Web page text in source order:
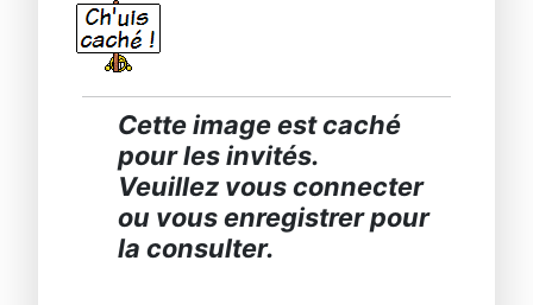
Cette image est caché
pour les invités.
Veuillez vous connecter
ou vous enregistrer pour
la consulter.